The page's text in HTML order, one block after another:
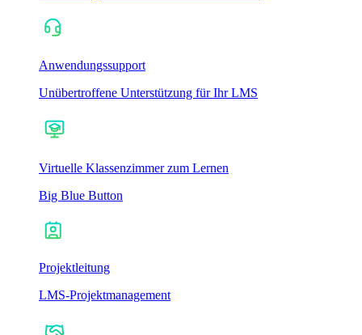
Anwendungssupport
Unübertroffene Unterstützung für Ihr LMS
Virtuelle Klassenzimmer zum Lernen
Big Blue Button
Projektleitung
LMS-Projektmanagement